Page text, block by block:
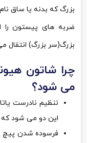
بزرگ که بدنه یا ساق
ضربه های پیستون را
بزرگ(سر بزرگ) انتقال
چرا شاتون
می شود؟
تنظیم نادرست
این دو می شود
فرسوده شدن پیچ و